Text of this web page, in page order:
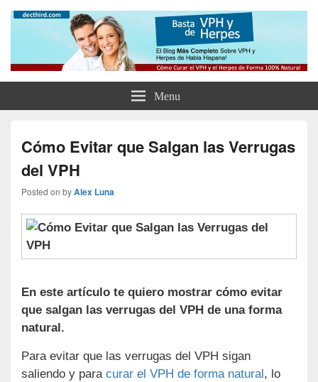
Como Curar el Virus del Papiloma
Humano y el Herpes de Forma
Natural y Eliminar las Verrugas
Genitales
Como Tratar el VPH, el Herpes y Eliminar tus Verrugas Para Siempre
Menu
Cómo Evitar que Salgan las Verrugas
del VPH
Posted on byAlex Luna
En este artículo te quiero mostrar cómo evitar
que salgan las verrugas del VPH de una forma
natural.
Para evitar que las verrugas del VPH sigan
saliendo y para curar el VPH de forma natural , lo